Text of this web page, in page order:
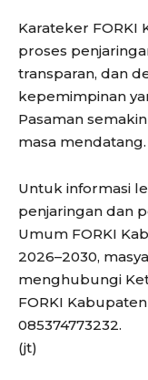
Karateker FORKI
proses
transparan, dan
kepemimpinan
Pasaman
masa mendatang.
Untuk informasi
penjaringan dan
Umum FORKI
2026–2030,
menghubungi
FORKI
085374773232.
(jt)